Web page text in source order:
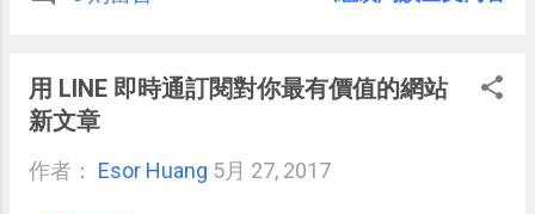
市 」 iOS App 中紀錄的帳目，建築的
的 Android App 中。 我其實是不喜歡
用 LINE 即時通訂閱對你最有價值的網站
新文章
作者： Esor Huang 5月 27, 2017